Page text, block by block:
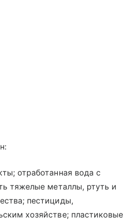
отработанная вода с
тяжелые металлы, ртуть и
пестициды,
хозяйстве; пластиковые